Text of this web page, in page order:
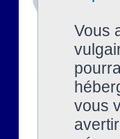
Vous
vous